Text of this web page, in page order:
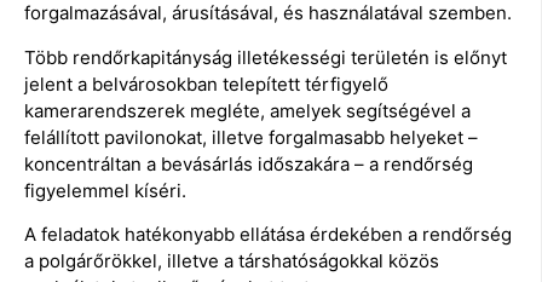
forgalmazásával, árusításával, és használatával szemben.
Több rendőrkapitányság illetékességi területén is előnyt
jelent a belvárosokban telepített térfigyelő
kamerarendszerek megléte, amelyek segítségével a
felállított pavilonokat, illetve forgalmasabb helyeket –
koncentráltan a bevásárlás időszakára – a rendőrség
figyelemmel kíséri.
A feladatok hatékonyabb ellátása érdekében a rendőrség
a polgárőrökkel, illetve a társhatóságokkal közös